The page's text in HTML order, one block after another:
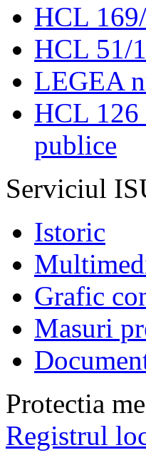
HCL
HCL 51/
LEGEA
HCL 126
publice
Serviciul
Istoric
Grafic
Masuri
Protectia
Registrul